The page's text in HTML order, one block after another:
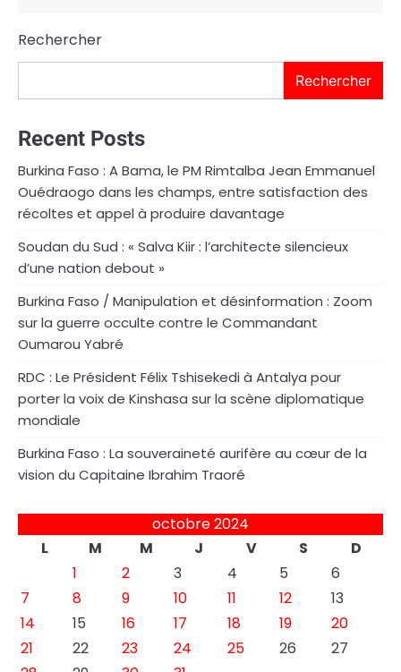
Rechercher
Rechercher
Recent Posts
Burkina Faso : A Bama, le PM Rimtalba Jean Emmanuel
Ouédraogo dans les champs, entre satisfaction des
récoltes et appel à produire davantage
Soudan du Sud : « Salva Kiir : l’architecte silencieux
d’une nation debout »
Burkina Faso / Manipulation et désinformation : Zoom
sur la guerre occulte contre le Commandant
Oumarou Yabré
RDC : Le Président Félix Tshisekedi à Antalya pour
porter la voix de Kinshasa sur la scène diplomatique
mondiale
Burkina Faso : La souveraineté aurifère au cœur de la
vision du Capitaine Ibrahim Traoré
octobre 2024
L
M M J V S
D
1
2 3 4 5
6
7
8 9 10 11 12
13
14
15 16 17 18 19
20
21
22 23 24 25 26
27